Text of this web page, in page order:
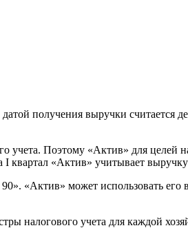
получения выручки считается
учета. Поэтому «Актив» для целей
квартал «Актив» учитывает
«Актив» может использовать его
налогового учета для каждой